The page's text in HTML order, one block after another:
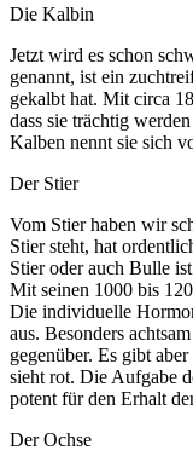
Die Kalbin
Jetzt wird es schon
genannt, ist ein
gekalbt hat. Mit circa
dass sie trächtig
Kalben nennt sie sich
Der Stier
Vom Stier haben wir
Stier steht, hat
Stier oder auch Bulle
Mit seinen 1000 bis
Die individuelle
aus. Besonders
gegenüber. Es gibt
sieht rot. Die Aufgabe
potent für den Erhalt
Der Ochse